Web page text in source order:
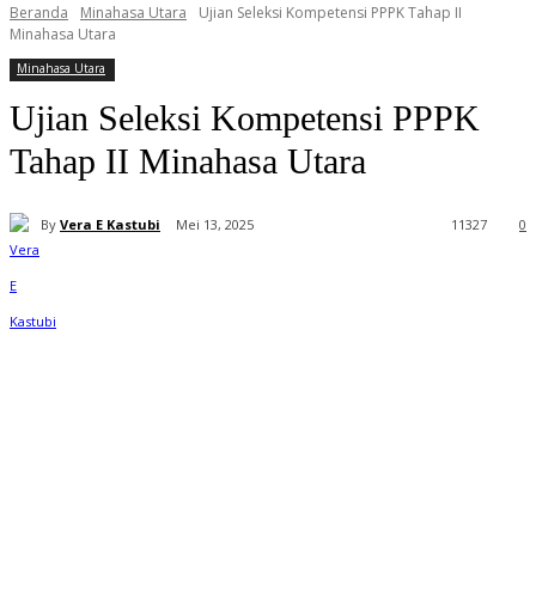
Beranda Minahasa Utara
Ujian Seleksi Kompetensi PPPK Tahap II
Minahasa Utara
Minahasa Utara
Ujian Seleksi Kompetensi PPPK
Tahap II Minahasa Utara
By Vera E Kastubi Mei 13, 2025 0
11327